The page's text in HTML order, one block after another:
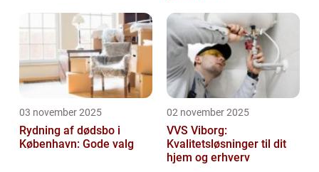
03 november 2025
Rydning af dødsbo i
København: Gode valg
02 november 2025
VVS Viborg:
Kvalitetsløsninger til dit
hjem og erhverv